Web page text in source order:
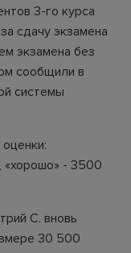
3-го курса
сдачу экзамена
экзамена без
сообщили в
системы
«хорошо» - 3500
С. вновь
30 500